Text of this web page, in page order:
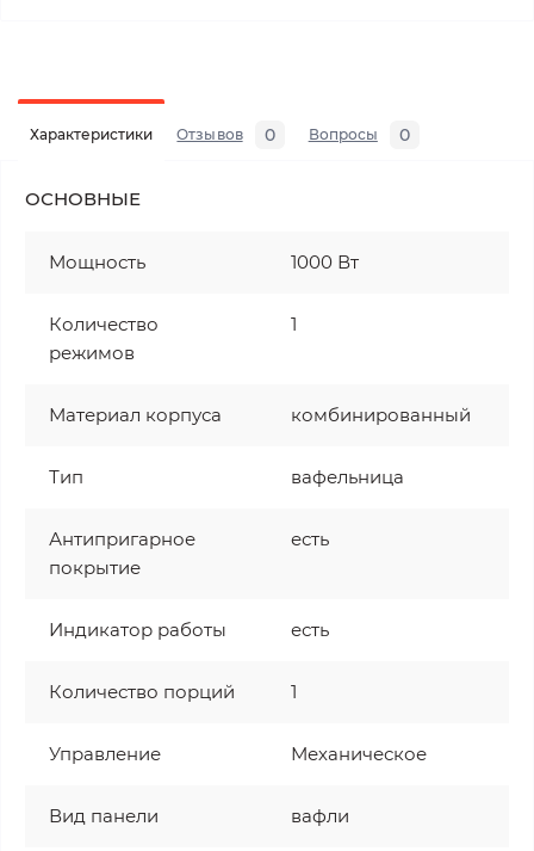
Характеристики Отзывов 0 Вопросы 0
ОСНОВНЫЕ
Мощность 1000 Вт
Количество
режимов
1
Материал корпуса комбинированный
Тип вафельница
Антипригарное
покрытие
есть
Индикатор работы есть
Количество порций 1
Управление Механическое
Вид панели вафли